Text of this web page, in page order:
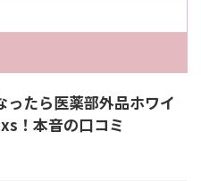
ったら医薬部外品ホワイ
！本音の口コミ